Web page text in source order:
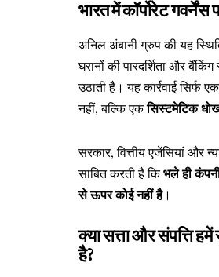
भारत में कॉर्पोरेट
अनिल अंबानी ग्रुप की यह
घरानों की पारदर्शिता और
उठाती है। यह कार्रवाई सिर्फ
नहीं, बल्कि एकसिस्टमेटिक
सरकार, वित्तीय एजेंसियां और
साबित करती है किभले ही
से ऊपर कोई नहीं है।
क्या सत्ता और संपत्ति हमें
है?